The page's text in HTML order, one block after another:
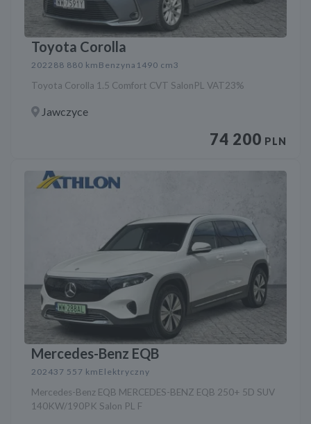
Toyota Corolla
2022 88 880 km Benzyna 1490 cm3
Toyota Corolla 1.5 Comfort CVT SalonPL VAT23%
Jawczyce
74 200 PLN
Mercedes-Benz EQB
202437 557 km Elektryczny
Mercedes-Benz EQB MERCEDES-BENZ EQB 250+ 5D SUV
140KW/190PK Salon PL F